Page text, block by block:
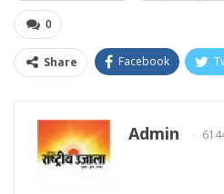
0
Share Facebook
Admin